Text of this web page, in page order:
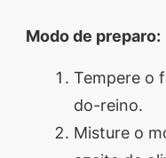
Modo de preparo:
Tempere o
do-reino.
Misture o